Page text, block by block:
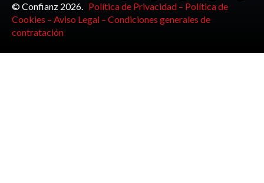
© Confianz 2026. Política de Privacidad – Política de
Cookies – Aviso Legal – Condiciones generales de
contratación